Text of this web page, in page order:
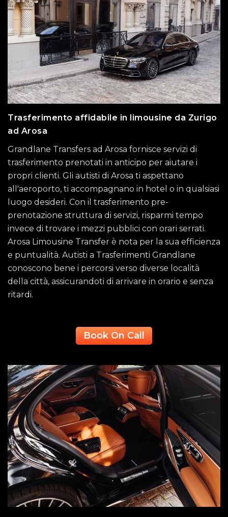
Trasferimento affidabile in limousine da Zurigo
ad Arosa
Grandlane Transfers ad Arosa fornisce servizi di
trasferimento prenotati in anticipo per aiutare i
propri clienti. Gli autisti di Arosa ti aspettano
all'aeroporto, ti accompagnano in hotel o in qualsiasi
luogo desideri. Con il trasferimento pre-
prenotazione struttura di servizi, risparmi tempo
invece di trovare i mezzi pubblici con orari serrati.
Arosa Limousine Transfer è nota per la sua efficienza
e puntualità. Autisti a Trasferimenti Grandlane
conoscono bene i percorsi verso diverse località
della città, assicurandoti di arrivare in orario e senza
ritardi.
Book On Call